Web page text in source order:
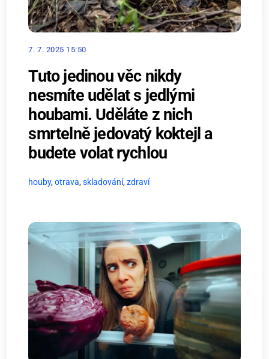
7. 7. 2025 15:50
Tuto jedinou věc nikdy
nesmíte udělat s jedlými
houbami. Uděláte z nich
smrtelně jedovatý koktejl a
budete volat rychlou
houby,otrava,skladování,zdraví